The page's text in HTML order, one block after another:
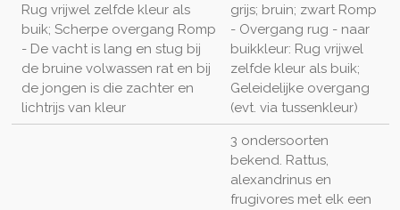
Rug vrijwel zelfde kleur als
buik; Scherpe overgang Romp
- De vacht is lang en stug bij
de bruine volwassen rat en bij
de jongen is die zachter en
lichtrijs van kleur
grijs; bruin; zwart Romp
- Overgang rug - naar
buikkleur: Rug vrijwel
zelfde kleur als buik;
Geleidelijke overgang
(evt. via tussenkleur)
3 ondersoorten
bekend. Rattus,
alexandrinus en
frugivores met elk een